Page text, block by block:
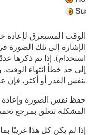
الوقت المستغرق لإعادة
الإشارة إلى تلك الصورة
استخدام). إذا تم ذكرها
إلى حد خطأ انتهاء
بنفس القدر أو أكثر، فإن
حفظ نفس الصورة وإعادة
المشكلة تتعلق بمرجع
إذا لم يكن كل هذا غريبًا